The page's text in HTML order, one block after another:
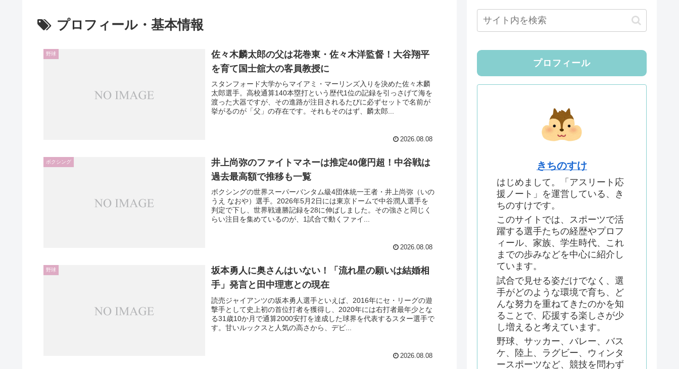
プロフィール・基本情報
野球
佐々木麟太郎の父は花巻東・佐々木洋監督！大谷翔平
を育て国士舘大の客員教授に
スタンフォード大学からマイアミ・マーリンズ入りを決めた佐々木麟
太郎選手。高校通算140本塁打という歴代1位の記録を引っさげて海を
渡った大器ですが、その進路が注目されるたびに必ずセットで名前が
挙がるのが「父」の存在です。それもそのはず、麟太郎...
2026.08.08
ボクシング
井上尚弥のファイトマネーは推定40億円超！中谷戦は
過去最高額で推移も一覧
ボクシングの世界スーパーバンタム級4団体統一王者・井上尚弥（いの
うえ なおや）選手。2026年5月2日には東京ドームで中谷潤人選手を
判定で下し、世界戦連勝記録を28に伸ばしました。その強さと同じく
らい注目を集めているのが、1試合で動くファイ...
2026.08.08
野球
坂本勇人に奥さんはいない！「流れ星の願いは結婚相
手」発言と田中理恵との現在
読売ジャイアンツの坂本勇人選手といえば、2016年にセ・リーグの遊
撃手として史上初の首位打者を獲得し、2020年には右打者最年少とな
る31歳10か月で通算2000安打を達成した球界を代表するスター選手で
す。甘いルックスと人気の高さから、デビ...
2026.08.08
プロフィール
きちのすけ
はじめまして。「アスリート応
援ノート」を運営している、き
ちのすけです。
このサイトでは、スポーツで活
躍する選手たちの経歴やプロフ
ィール、家族、学生時代、これ
までの歩みなどを中心に紹介し
ています。
試合で見せる姿だけでなく、選
手がどのような環境で育ち、ど
んな努力を重ねてきたのかを知
ることで、応援する楽しさが少
し増えると考えています。
野球、サッカー、バレー、バス
ケ、陸上、ラグビー、ウィンタ
ースポーツなど、競技を問わず